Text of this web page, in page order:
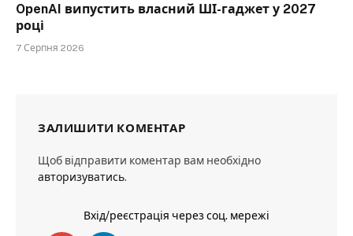
OpenAI випустить власний ШІ-гаджет у 2027
році
7 Серпня 2026
ЗАЛИШИТИ КОМЕНТАР
Щоб відправити коментар вам необхідно
авторизуватись.
Вхід/реєстрація через соц. мережі